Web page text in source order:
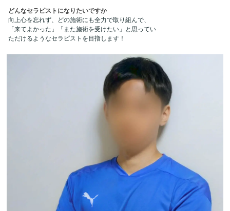
どんなセラピストになりたいですか
向上心を忘れず、どの施術にも全力で取り組んで、
「来てよかった」「また施術を受けたい」と思ってい
ただけるようなセラピストを目指します！